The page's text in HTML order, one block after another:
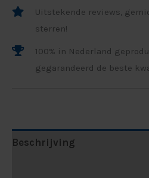
Uitstekende reviews,
sterren!
100% in Nederland
gegarandeerd de beste
Beschrijving